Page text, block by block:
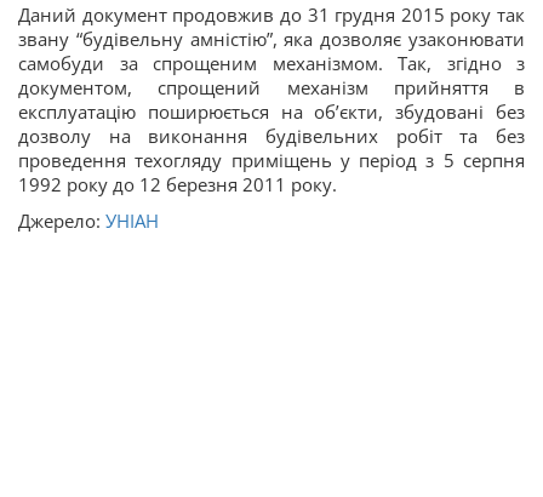
Даний документ продовжив до 31 грудня 2015 року так
звану “будівельну амністію”, яка дозволяє узаконювати
самобуди за спрощеним механізмом. Так, згідно з
документом, спрощений механізм прийняття в
експлуатацію поширюється на об’єкти, збудовані без
дозволу на виконання будівельних робіт та без
проведення техогляду приміщень у період з 5 серпня
1992 року до 12 березня 2011 року.
Джерело: УНІАН